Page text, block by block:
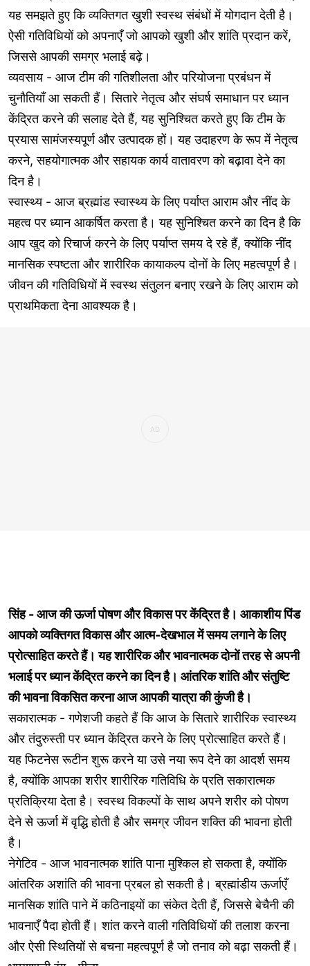
यह समझते हुए कि व्यक्तिगत खुशी स्वस्थ संबंधों में योगदान देती है।
ऐसी गतिविधियों को अपनाएँ जो आपको खुशी और शांति प्रदान करें,
जिससे आपकी समग्र भलाई बढ़े।
व्यवसाय - आज टीम की गतिशीलता और परियोजना प्रबंधन में
चुनौतियाँ आ सकती हैं। सितारे नेतृत्व और संघर्ष समाधान पर ध्यान
केंद्रित करने की सलाह देते हैं, यह सुनिश्चित करते हुए कि टीम के
प्रयास सामंजस्यपूर्ण और उत्पादक हों। यह उदाहरण के रूप में नेतृत्व
करने, सहयोगात्मक और सहायक कार्य वातावरण को बढ़ावा देने का
दिन है।
स्वास्थ्य - आज ब्रह्मांड स्वास्थ्य के लिए पर्याप्त आराम और नींद के
महत्व पर ध्यान आकर्षित करता है। यह सुनिश्चित करने का दिन है कि
आप खुद को रिचार्ज करने के लिए पर्याप्त समय दे रहे हैं, क्योंकि नींद
मानसिक स्पष्टता और शारीरिक कायाकल्प दोनों के लिए महत्वपूर्ण है।
जीवन की गतिविधियों में स्वस्थ संतुलन बनाए रखने के लिए आराम को
प्राथमिकता देना आवश्यक है।
सिंह - आज की ऊर्जा पोषण और विकास पर केंद्रित है। आकाशीय पिंड
आपको व्यक्तिगत विकास और आत्म-देखभाल में समय लगाने के लिए
प्रोत्साहित करते हैं। यह शारीरिक और भावनात्मक दोनों तरह से अपनी
भलाई पर ध्यान केंद्रित करने का दिन है। आंतरिक शांति और संतुष्टि
की भावना विकसित करना आज आपकी यात्रा की कुंजी है।
सकारात्मक - गणेशजी कहते हैं कि आज के सितारे शारीरिक स्वास्थ्य
और तंदुरुस्ती पर ध्यान केंद्रित करने के लिए प्रोत्साहित करते हैं।
यह फिटनेस रूटीन शुरू करने या उसे नया रूप देने का आदर्श समय
है, क्योंकि आपका शरीर शारीरिक गतिविधि के प्रति सकारात्मक
प्रतिक्रिया देता है। स्वस्थ विकल्पों के साथ अपने शरीर को पोषण
देने से ऊर्जा में वृद्धि होती है और समग्र जीवन शक्ति की भावना होती
है।
नेगेटिव - आज भावनात्मक शांति पाना मुश्किल हो सकता है, क्योंकि
आंतरिक अशांति की भावना प्रबल हो सकती है। ब्रह्मांडीय ऊर्जाएँ
मानसिक शांति पाने में कठिनाइयों का संकेत देती हैं, जिससे बेचैनी की
भावनाएँ पैदा होती हैं। शांत करने वाली गतिविधियों की तलाश करना
और ऐसी स्थितियों से बचना महत्वपूर्ण है जो तनाव को बढ़ा सकती हैं।